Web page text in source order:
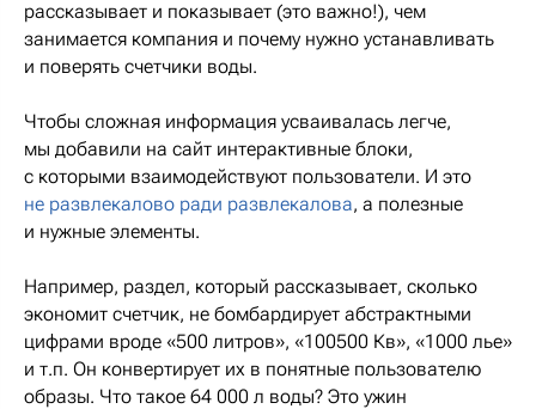
рассказывает и показывает (это важно!), чем
занимается компания и почему нужно устанавливать
и поверять счетчики воды.
Чтобы сложная информация усваивалась легче,
мы добавили на сайт интерактивные блоки,
с которыми взаимодействуют пользователи. И это
не развлекалово ради развлекалова, а полезные
и нужные элементы.
Например, раздел, который рассказывает, сколько
экономит счетчик, не бомбардирует абстрактными
цифрами вроде «500 литров», «100500 Кв», «1000 лье»
и т.п. Он конвертирует их в понятные пользователю
образы. Что такое 64 000 л воды? Это ужин